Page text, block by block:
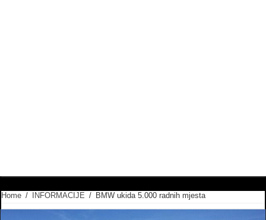
Home / INFORMACIJE / BMW ukida 5.000 radnih mjesta